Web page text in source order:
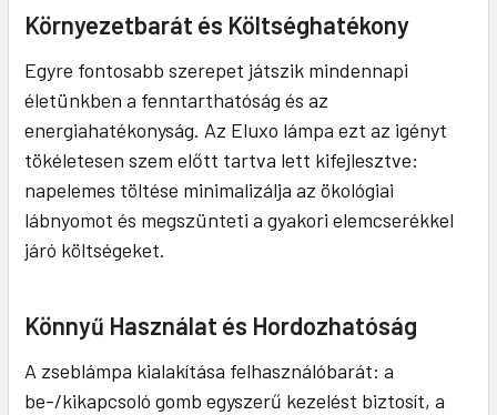
Környezetbarát és Költséghatékony
Egyre fontosabb szerepet játszik mindennapi
életünkben a fenntarthatóság és az
energiahatékonyság. Az Eluxo lámpa ezt az igényt
tökéletesen szem előtt tartva lett kifejlesztve:
napelemes töltése minimalizálja az ökológiai
lábnyomot és megszünteti a gyakori elemcserékkel
járó költségeket.
Könnyű Használat és Hordozhatóság
A zseblámpa kialakítása felhasználóbarát: a
be-/kikapcsoló gomb egyszerű kezelést biztosít, a